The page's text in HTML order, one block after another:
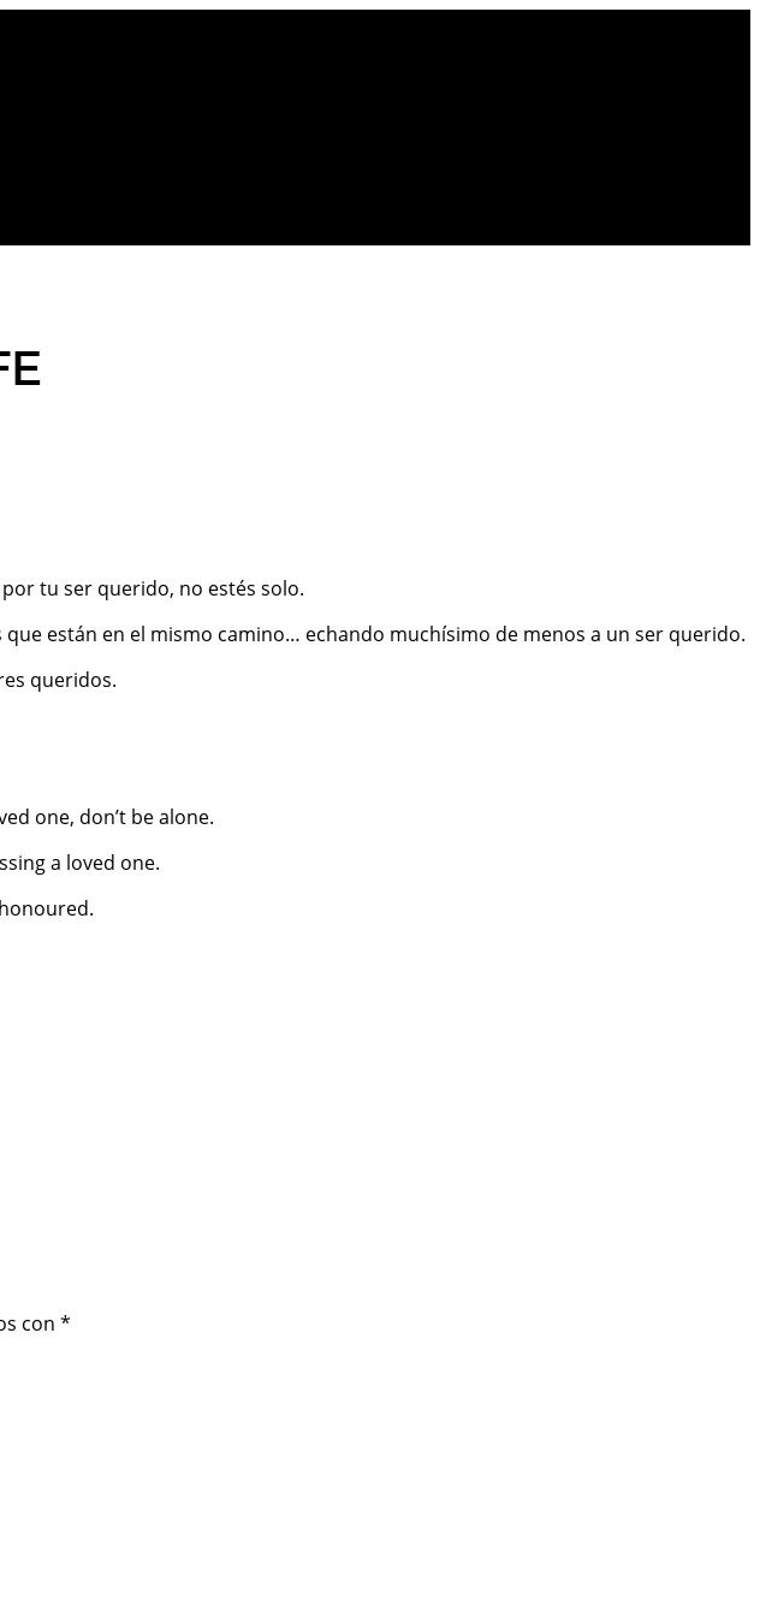
tu ser querido, no estés solo.
están en el mismo camino… echando muchísimo de menos a un ser querido.
queridos.
one, don’t be alone.
a loved one.
con *